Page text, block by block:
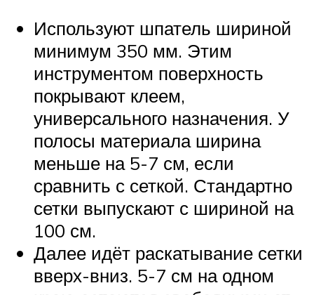
Используют шпатель шириной
минимум 350 мм. Этим
инструментом поверхность
покрывают клеем,
универсального назначения. У
полосы материала ширина
меньше на 5-7 см, если
сравнить с сеткой. Стандартно
сетки выпускают с шириной на
100 см.
Далее идёт раскатывание сетки
вверх-вниз. 5-7 см на одном